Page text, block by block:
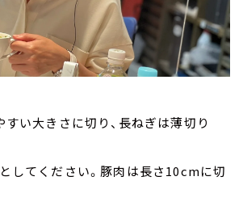
すい大きさに切り、長ねぎは薄切り
してください。豚肉は長さ10cmに切